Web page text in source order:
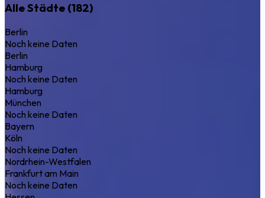
Alle Städte (182)
Berlin
Noch keine Daten
Berlin
Hamburg
Noch keine Daten
Hamburg
München
Noch keine Daten
Bayern
Köln
Noch keine Daten
Nordrhein-Westfalen
Frankfurt am Main
Noch keine Daten